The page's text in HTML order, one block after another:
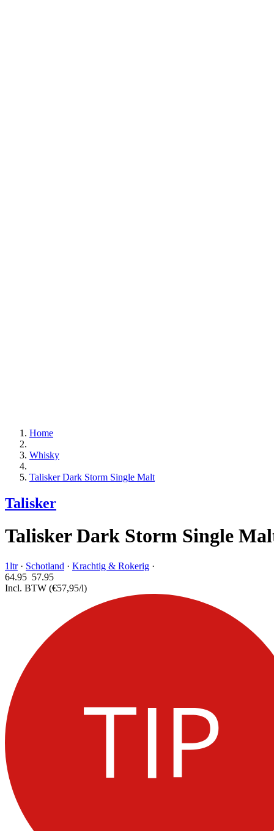
Home
Whisky
Talisker Dark Storm Single Malt
Talisker
Talisker Dark Storm Single
1ltr· Schotland · Krachtig & Rokerig ·
64.95 57.95
Incl. BTW (€57,95/l)